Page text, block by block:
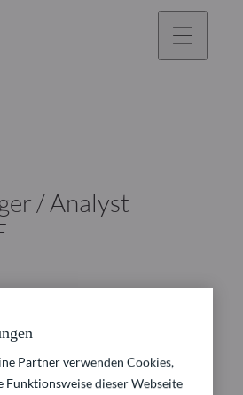
/ Analyst
Partner verwenden Cookies,
Funktionsweise dieser Webseite